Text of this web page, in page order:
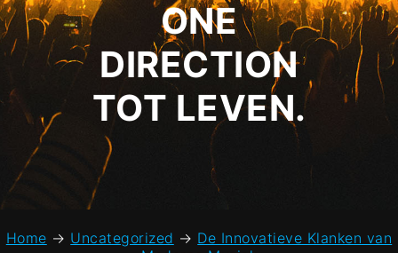
ONE
DIRECTION
TOT LEVEN.
Home → Uncategorized → De Innovatieve Klanken van